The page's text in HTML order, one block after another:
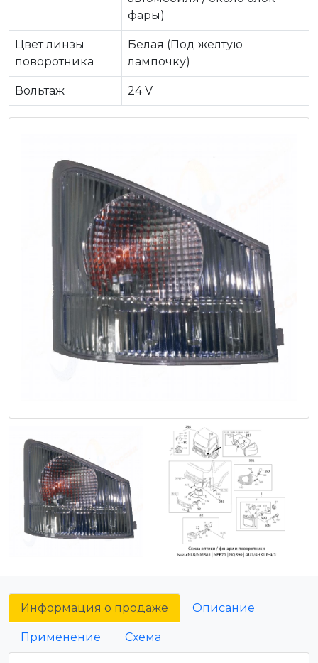
фары)
Цвет линзы
поворотника
Белая (Под желтую
лампочку)
Вольтаж 24 V
Информация о продаже Описание
Применение Схема